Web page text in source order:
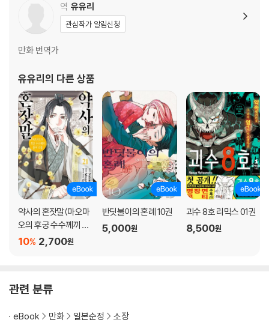
역 유유리
관심작가 알림신청
만화 번역가
유유리 의 다른 상품
약사의 혼잣말(마오마
오의 후궁 수수께끼 풀
이수첩) 21권
2,700원
10%
반딧불이의 혼례 10권
5,000원
괴수 8호 리믹스 01권
8,500원
관련 분류
eBook 만화 일본순정 소장